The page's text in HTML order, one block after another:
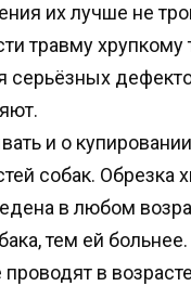
их лучше не
травму хрупкому
серьёзных
и о
собак. Обрезка
в любом
тем ей
проводят в